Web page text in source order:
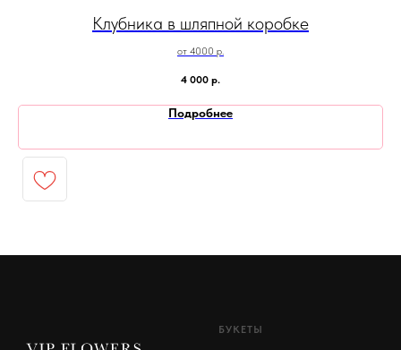
Клубника в шляпной коробке
от 4000 р.
4 000 р.
Подробнее
БУКЕТЫ